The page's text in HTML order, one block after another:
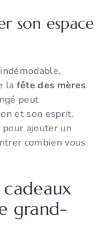
son espace
la fête des mères.
peut
et son esprit.
ajouter un
combien vous
cadeaux
grand-